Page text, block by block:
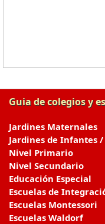
Guia de colegios y
Jardines Maternales
Jardines de Infantes
Nivel Primario
Nivel Secundario
Educación Especial
Escuelas de
Escuelas Montessori
Escuelas Waldorf